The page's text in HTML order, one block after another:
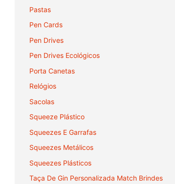
Pastas
Pen Cards
Pen Drives
Pen Drives Ecológicos
Porta Canetas
Relógios
Sacolas
Squeeze Plástico
Squeezes E Garrafas
Squeezes Metálicos
Squeezes Plásticos
Taça De Gin Personalizada Match Brindes